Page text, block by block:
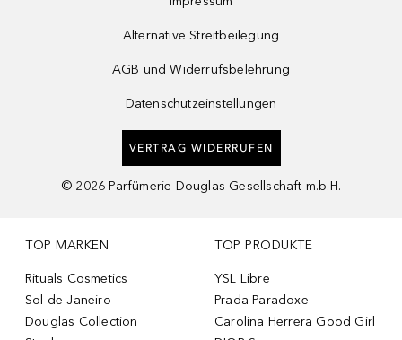
Alternative Streitbeilegung
AGB und Widerrufsbelehrung
Datenschutzeinstellungen
VERTRAG WIDERRUFEN
© 2026 Parfümerie Douglas Gesellschaft m.b.H.
TOP MARKEN
Rituals Cosmetics
Sol de Janeiro
Douglas Collection
TOP PRODUKTE
YSL Libre
Prada Paradoxe
Carolina Herrera Good Girl